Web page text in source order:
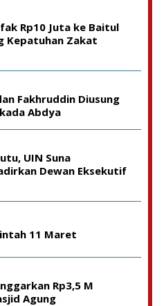
Rp10 Juta ke Baitul
Kepatuhan Zakat
Fakhruddin Diusung
Abdya
UIN Suna
Dewan Eksekutif
11 Maret
Rp3,5 M
Agung